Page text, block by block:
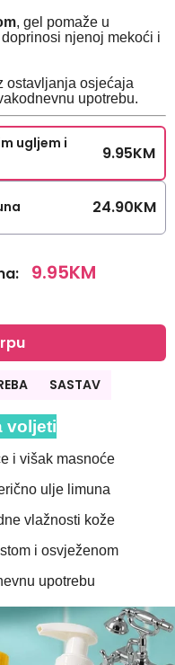
, gel pomaže u
njenoj mekoći i
ostavljanja osjećaja
upotrebu.
ugljem i
9.95KM
24.90KM
: 9.95KM
SASTAV
voljeti
i višak masnoće
ulje limuna
vlažnosti kože
i osvježenom
upotrebu